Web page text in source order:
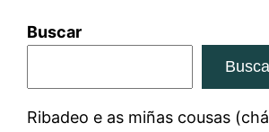
Buscar
Ribadeo e as miñas cousas